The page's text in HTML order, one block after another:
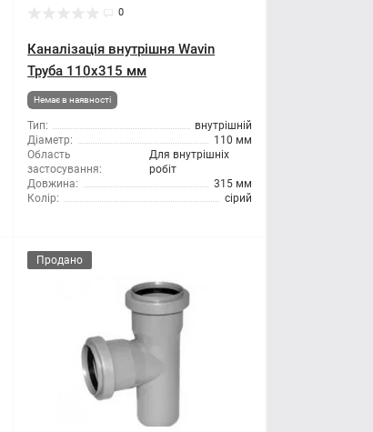
0
Каналізація внутрішня Wavin
Труба 110x315 мм
Немає в наявності
Тип:
внутрішній
Діаметр:
110 мм
Область
застосування:
Для внутрішніх
робіт
Довжина:
315 мм
Колір:
сірий
Продано